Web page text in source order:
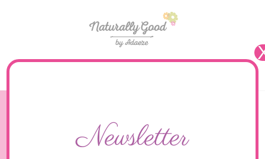
Tipps (Rezept Glowing Green)
Newsletter